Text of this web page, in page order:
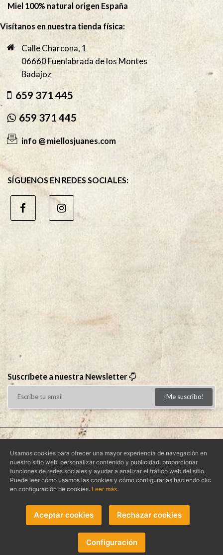
Miel 100% natural origen España
Visítanos en nuestra tienda física:
Calle Charcona, 1
06660 Fuenlabrada de los Montes
Badajoz
659 371 445
659 371 445
info @ miellosjuanes.com
SÍGUENOS EN REDES SOCIALES:
Suscríbete a nuestra Newsletter
¡Me suscribo!
Política de Cookies
Tienda online creada porAlvasolution, SL
© 2026 -MIEL LOS JUANES- Todos los derechos reservados.
Métodos de pago aceptados:
Usamos cookies para ofrecer una mayor experiencia de navegación en
nuestro sitio web, personalizar contenido y publicidad, proporcionar
funciones de redes sociales y ayudar a analizar el tráfico web del sitio.
Puede leer cómo usamos las cookies y cómo configurarlas haciendo clic
en configuración de cookies. Leer más.
Aceptar cookies Rechazar cookies
Configuración